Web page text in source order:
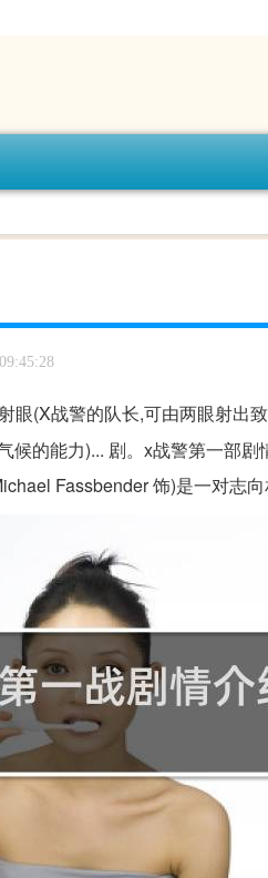
眼(X战警的队长,可由两眼射出
候的能力)... 剧。x战警第一部
Fassbender 饰)是一对志